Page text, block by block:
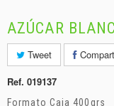
AZÚCAR
Tweet
Ref. 019137
Formato Caja 400grs